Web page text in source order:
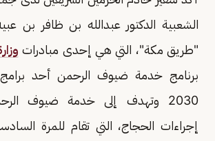
الشعبية الدكتور عبدالله بن ظافر بن
"طريق مكة"، التي هي إحدى مبادرات
برنامج خدمة ضيوف الرحمن أحد برامج
2030 وتهدف إلى خدمة ضيوف
إجراءات الحجاج، التي تقام للمرة